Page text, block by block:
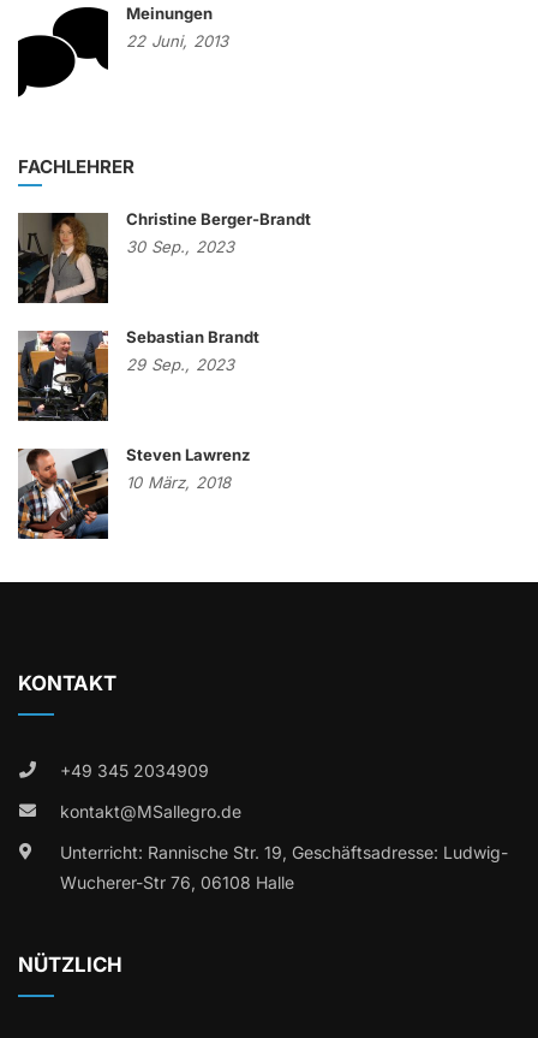
Meinungen
22 Juni, 2013
FACHLEHRER
Christine Berger-Brandt
30 Sep., 2023
Sebastian Brandt
29 Sep., 2023
Steven Lawrenz
10 März, 2018
KONTAKT
+49 345 2034909
kontakt@MSallegro.de
Unterricht: Rannische Str. 19, Geschäftsadresse: Ludwig-
Wucherer-Str 76, 06108 Halle
NÜTZLICH